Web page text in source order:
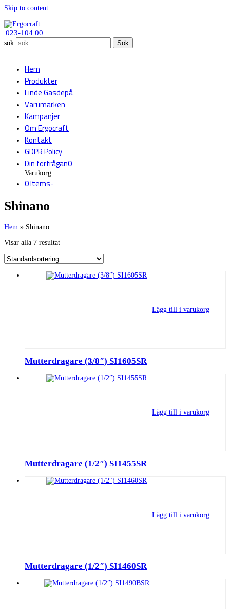
Skip to content
023-104 00
sök Sök
Hem
Produkter
Linde Gasdepå
Varumärken
Kampanjer
Om Ergocraft
Kontakt
GDPR Policy
Din förfrågan0
Varukorg
0 Items-
Shinano
Hem » Shinano
Visar alla 7 resultat
Lägg till i varukorg
Mutterdragare (3/8″) SI1605SR
Lägg till i varukorg
Mutterdragare (1/2″) SI1455SR
Lägg till i varukorg
Mutterdragare (1/2″) SI1460SR